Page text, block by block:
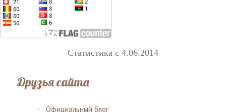
Статистика с 4.06.2014
Друзья сайта
Официальный блог